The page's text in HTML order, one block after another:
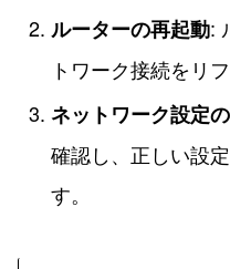
ルーターの再起動:
トワーク接続をリ
ネットワーク設定
確認し、正しい設
す。